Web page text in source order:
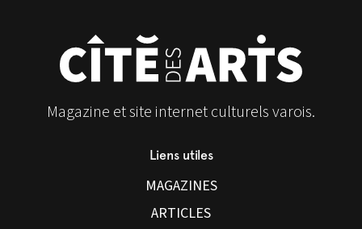
Magazine et site internet culturels varois.
Liens utiles
MAGAZINES
ARTICLES